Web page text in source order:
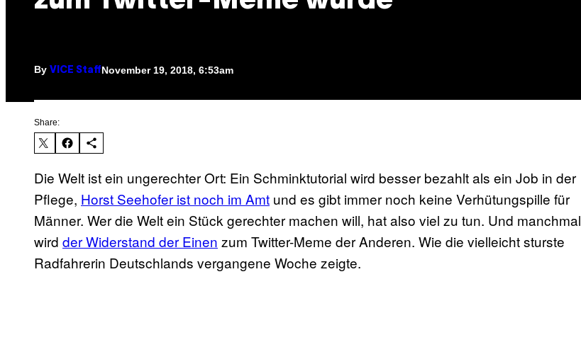
By VICE StaffNovember 19, 2018, 6:53am
Share:
Die Welt ist ein ungerechter Ort: Ein Schminktutorial wird besser bezahlt als ein Job in der
Pflege, Horst Seehofer ist noch im Amt und es gibt immer noch keine Verhütungspille für
Männer. Wer die Welt ein Stück gerechter machen will, hat also viel zu tun. Und manchmal
wird der Widerstand der Einen zum Twitter-Meme der Anderen. Wie die vielleicht sturste
Radfahrerin Deutschlands vergangene Woche zeigte.